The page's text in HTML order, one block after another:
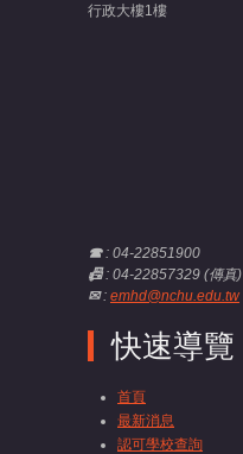
行政大樓1樓
☎: 04-22851900
📠: 04-22857329 (傳真)
✉: emhd@nchu.edu.tw
快速導覽
首頁
最新消息
認可學校查詢